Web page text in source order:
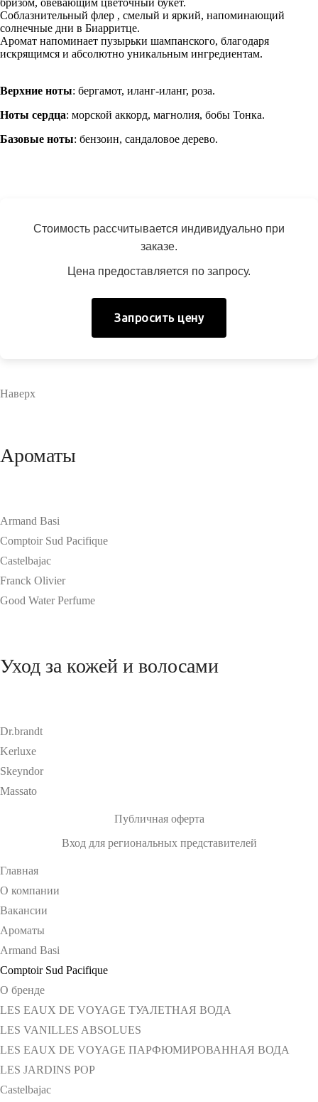
Соблазнительный флер , смелый и яркий, напоминающий
солнечные дни в Биарритце.
Аромат напоминает пузырьки шампанского, благодаря
искрящимся и абсолютно уникальным ингредиентам.
Верхние ноты: бергамот, иланг-иланг, роза.
Ноты сердца: морской аккорд, магнолия, бобы Тонка.
Базовые ноты: бензоин, сандаловое дерево.
Стоимость рассчитывается индивидуально при
заказе.
Цена предоставляется по запросу.
Запросить цену
Наверх
Ароматы
Armand Basi
Comptoir Sud Pacifique
Castelbajac
Franck Olivier
Good Water Perfume
Уход за кожей и волосами
Dr.brandt
Kerluxe
Skeyndor
Massato
Публичная оферта
Вход для региональных представителей
Главная
О компании
Вакансии
Ароматы
Armand Basi
Comptoir Sud Pacifique
О бренде
LES EAUX DE VOYAGE ТУАЛЕТНАЯ ВОДА
LES VANILLES ABSOLUES
LES EAUX DE VOYAGE ПАРФЮМИРОВАННАЯ ВОДА
LES JARDINS POP
Castelbajac